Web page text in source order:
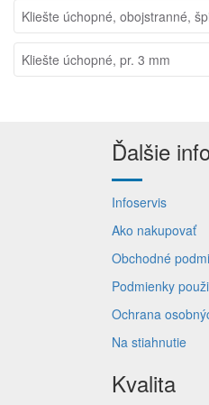
Kliešte úchopné, obojstranné,
Kliešte úchopné, pr. 3 mm
Ďalšie
Infoservis
Ako nakupovať
Obchodné
Podmienky
Ochrana
Na stiahnutie
Kvalita